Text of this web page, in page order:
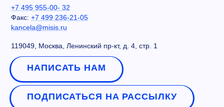
+7 495 955-00- 32
Факс: +7 499 236-21-05
kancela@misis.ru
119049, Москва, Ленинский пр-кт, д. 4, стр. 1
НАПИСАТЬ НАМ
ПОДПИСАТЬСЯ НА РАССЫЛКУ